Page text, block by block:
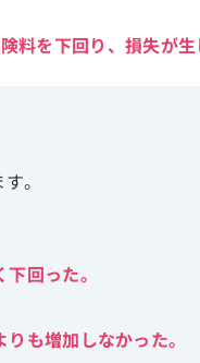
を下回り、損失が生
。
回った。
も増加しなかった。